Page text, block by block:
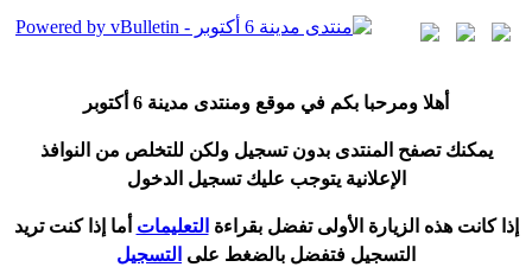
هلا ومرحبا بكم في موقع ومنتدى مدينة 6 أكتوبر
يمكنك تصفح المنتدى بدون تسجيل ولكن للتخلص من النوافذ
الإعلانية يتوجب عليك تسجيل الدخول
إذا كانت هذه الزيارة الأولى تفضل بقراءة التعليمات ما إذا كنت تريد
التسجيل فتفضل بالضغط على التسجيل